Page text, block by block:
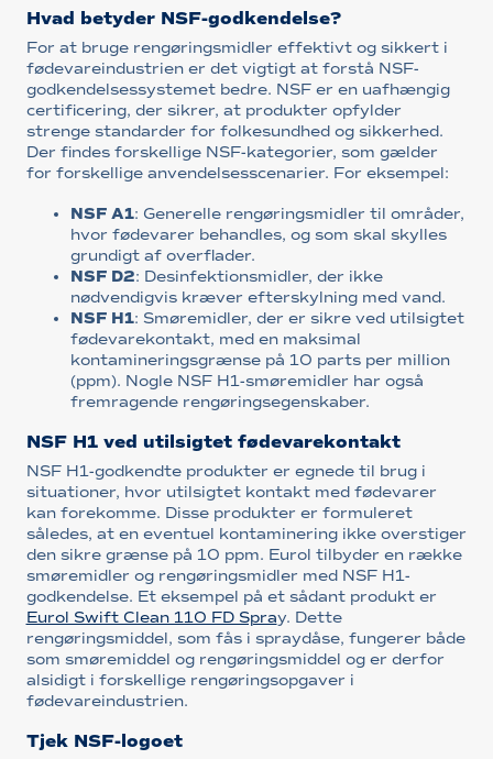
Hvad betyder NSF-godkendelse?
For at bruge rengøringsmidler effektivt og sikkert i
fødevareindustrien er det vigtigt at forstå NSF-
godkendelsessystemet bedre. NSF er en uafhængig
certificering, der sikrer, at produkter opfylder
strenge standarder for folkesundhed og sikkerhed.
Der findes forskellige NSF-kategorier, som gælder
for forskellige anvendelsesscenarier. For eksempel:
NSF A1: Generelle rengøringsmidler til områder,
hvor fødevarer behandles, og som skal skylles
grundigt af overflader.
NSF D2: Desinfektionsmidler, der ikke
nødvendigvis kræver efterskylning med vand.
NSF H1: Smøremidler, der er sikre ved utilsigtet
fødevarekontakt, med en maksimal
kontamineringsgrænse på 10 parts per million
(ppm). Nogle NSF H1-smøremidler har også
fremragende rengøringsegenskaber.
NSF H1 ved utilsigtet fødevarekontakt
NSF H1-godkendte produkter er egnede til brug i
situationer, hvor utilsigtet kontakt med fødevarer
kan forekomme. Disse produkter er formuleret
således, at en eventuel kontaminering ikke overstiger
den sikre grænse på 10 ppm. Eurol tilbyder en række
smøremidler og rengøringsmidler med NSF H1-
godkendelse. Et eksempel på et sådant produkt er
Eurol Swift Clean 110 FD Spray. Dette
rengøringsmiddel, som fås i spraydåse, fungerer både
som smøremiddel og rengøringsmiddel og er derfor
alsidigt i forskellige rengøringsopgaver i
fødevareindustrien.
Tjek NSF-logoet